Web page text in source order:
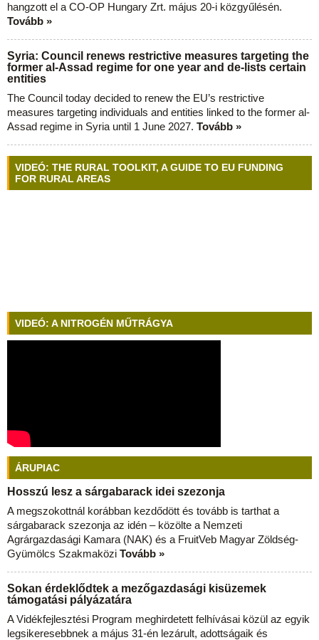
hangzott el a CO-OP Hungary Zrt. május 20-i közgyűlésén.
Tovább »
Syria: Council renews restrictive measures targeting the
former al-Assad regime for one year and de-lists certain
entities
The Council today decided to renew the EU’s restrictive
measures targeting individuals and entities linked to the former al-
Assad regime in Syria until 1 June 2027. Tovább »
VIDEÓ: THE RURAL TOOLKIT, A GUIDE TO EU FUNDING
FOR RURAL AREAS
VIDEÓ: A NITROGÉN MŰTRÁGYA
ÁRUPIAC
Hosszú lesz a sárgabarack idei szezonja
A megszokottnál korábban kezdődött és tovább is tarthat a
sárgabarack szezonja az idén – közölte a Nemzeti
Agrárgazdasági Kamara (NAK) és a FruitVeb Magyar Zöldség-
Gyümölcs Szakmaközi Tovább »
Sokan érdeklődtek a mezőgazdasági kisüzemek
támogatási pályázatára
A Vidékfejlesztési Program meghirdetett felhívásai közül az egyik
legsikeresebbnek a május 31-én lezárult, adottságaik és